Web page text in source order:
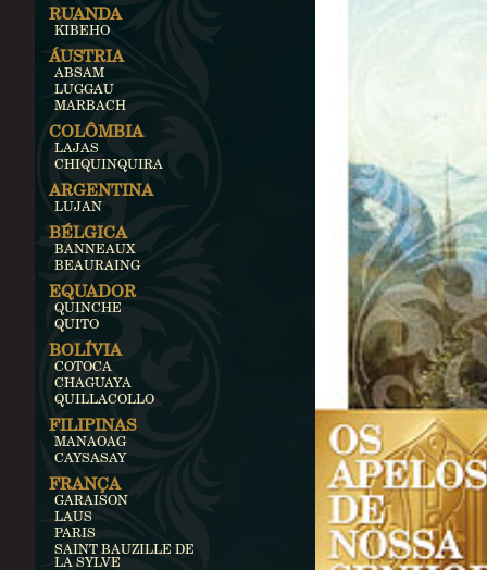
RUANDA
KIBEHO
ÁUSTRIA
ABSAM
LUGGAU
MARBACH
COLÔMBIA
LAJAS
CHIQUINQUIRA
ARGENTINA
LUJAN
BÉLGICA
BANNEAUX
BEAURAING
EQUADOR
QUINCHE
QUITO
BOLÍVIA
COTOCA
CHAGUAYA
QUILLACOLLO
FILIPINAS
MANAOAG
CAYSASAY
FRANÇA
GARAISON
LAUS
PARIS
SAINT BAUZILLE DE
LA SYLVE